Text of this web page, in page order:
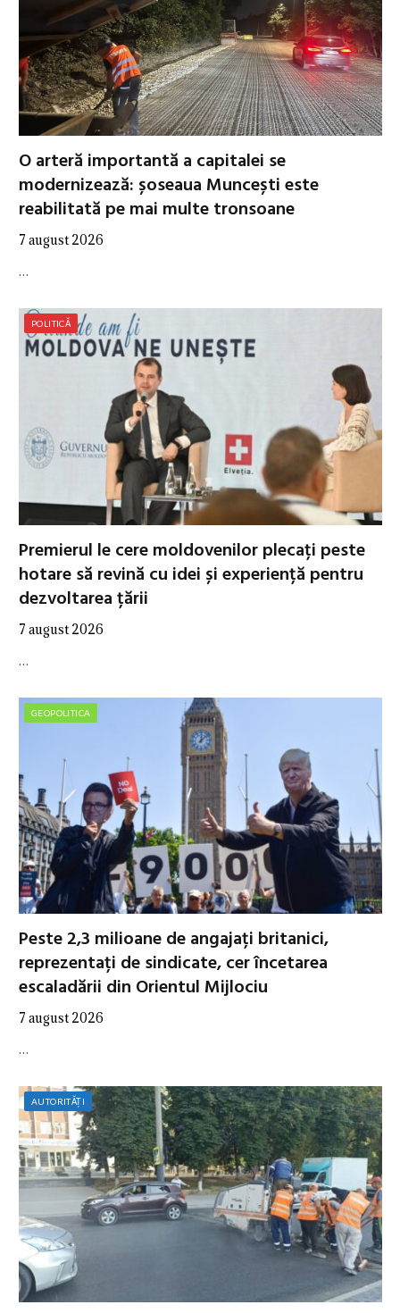
O arteră importantă a capitalei se
modernizează: șoseaua Muncești este
reabilitată pe mai multe tronsoane
7 august 2026
…
POLITICĂ
Premierul le cere moldovenilor plecați peste
hotare să revină cu idei și experiență pentru
dezvoltarea țării
7 august 2026
…
GEOPOLITICA
Peste 2,3 milioane de angajați britanici,
reprezentați de sindicate, cer încetarea
escaladării din Orientul Mijlociu
7 august 2026
…
AUTORITĂȚI